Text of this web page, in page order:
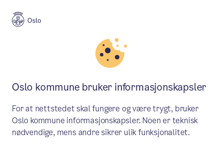
Bo trygt og selvstendig – Bydel
Ullern satser på
velferdsteknologi
Oslo kommune bruker informasjonskapsler
For at nettstedet skal fungere og være trygt, bruker
Oslo kommune informasjonskapsler. Noen er teknisk
nødvendige, mens andre sikrer ulik funksjonalitet.